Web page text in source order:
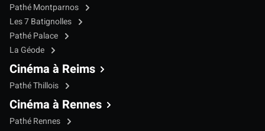
Pathé Montparnos
Les 7 Batignolles
Pathé Palace
La Géode
Cinéma à Reims
Pathé Thillois
Cinéma à Rennes
Pathé Rennes